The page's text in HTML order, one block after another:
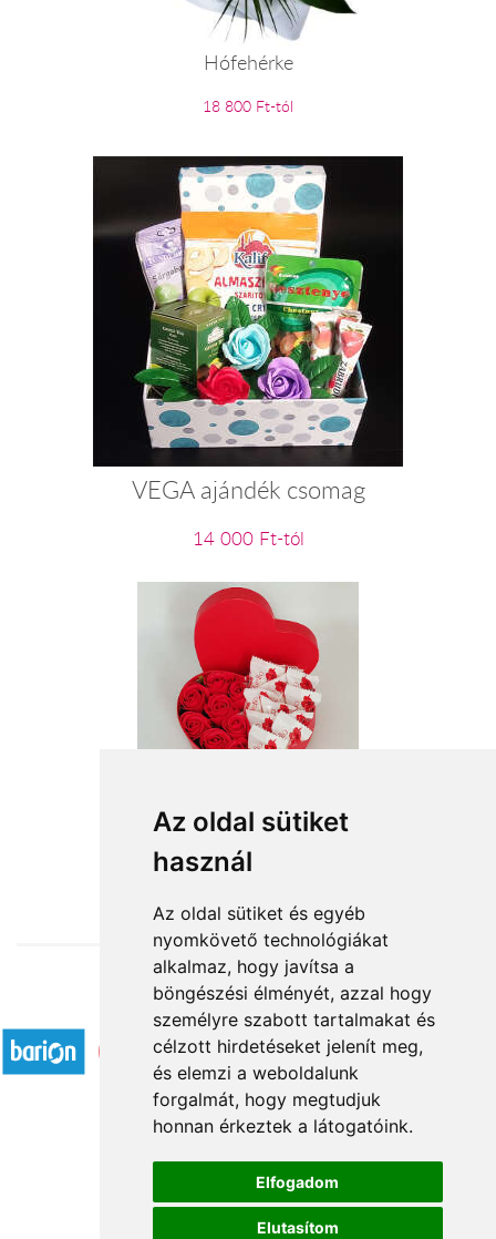
Az oldal sütiket
használ
Az oldal sütiket és egyéb
nyomkövető technológiákat
alkalmaz, hogy javítsa a
böngészési élményét, azzal hogy
személyre szabott tartalmakat és
célzott hirdetéseket jelenít meg,
és elemzi a weboldalunk
forgalmát, hogy megtudjuk
honnan érkeztek a látogatóink.
Elfogadom
Elutasítom
Hófehérke
18 800 Ft-tól
VEGA ajándék csomag
14 000 Ft-tól
Édes álom
11 880 Ft-tól
Elfogadott fizetési módok
Á.SZ.F.
Impresszum